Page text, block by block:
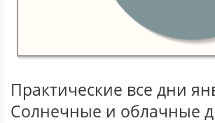
Практические все дни
Солнечные и облачные